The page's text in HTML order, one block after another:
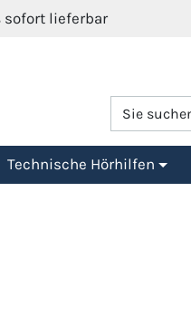
sofort lieferbar
Technische Hörhilfen